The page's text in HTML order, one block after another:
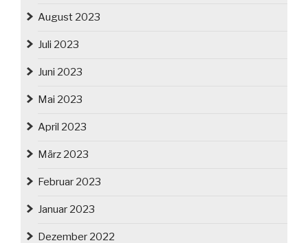
August 2023
Juli 2023
Juni 2023
Mai 2023
April 2023
März 2023
Februar 2023
Januar 2023
Dezember 2022